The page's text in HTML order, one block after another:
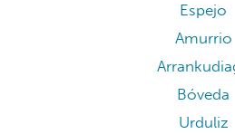
Espejo
Amurrio
Bóveda
Urduliz